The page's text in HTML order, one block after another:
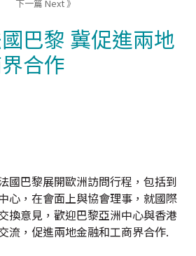
下一篇 Next 》
巴黎 冀促進兩地
合作
國巴黎展開歐洲訪問行程，包括到
心，在會面上與協會理事，就國際
換意見，歡迎巴黎亞洲中心與香港
流，促進兩地金融和工商界合作.